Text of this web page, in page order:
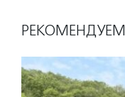
РЕКОМЕНДУЕМ